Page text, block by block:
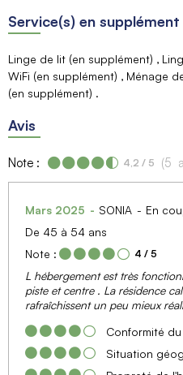
Service(s) en supplément
Linge de lit (en supplément)
WiFi (en supplément)
Ménage
(en supplément)
Avis
Note : 4,2 / 5 (5
Mars 2025 SONIA
En
De 45 à 54 ans
Note :
4 / 5
L hébergement est très
piste et centre . La résidence
rafraîchissent un peu mieux
Conformité
Situation